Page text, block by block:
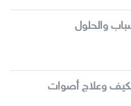
والحلول
وعلاج أصوات